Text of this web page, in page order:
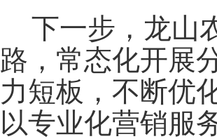
下一步，龙山
路，常态化开展
力短板，不断优
以专业化营销服